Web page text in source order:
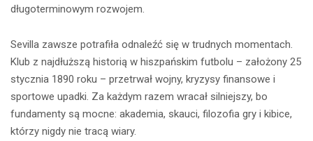
długoterminowym rozwojem.
Sevilla zawsze potrafiła odnaleźć się w trudnych momentach.
Klub z najdłuższą historią w hiszpańskim futbolu – założony 25
stycznia 1890 roku – przetrwał wojny, kryzysy finansowe i
sportowe upadki. Za każdym razem wracał silniejszy, bo
fundamenty są mocne: akademia, skauci, filozofia gry i kibice,
którzy nigdy nie tracą wiary.